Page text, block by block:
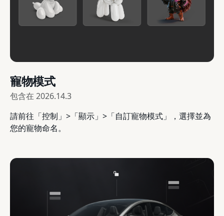
寵物模式
包含在 2026.14.3
請前往「控制」>「顯示」>「自訂寵物模式」，選擇並為
您的寵物命名。